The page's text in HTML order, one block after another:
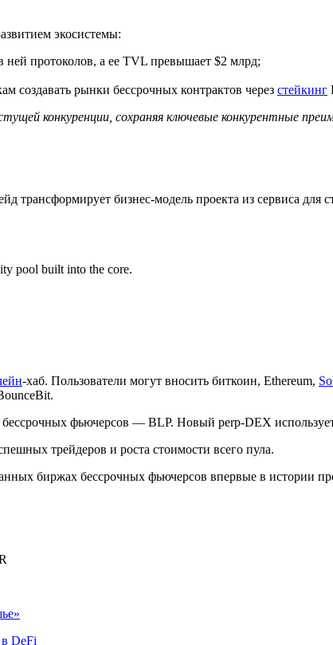
экосистемы:
ней протоколов, а ее TVL превышает $2 млрд;
создавать рынки бессрочных контрактов через стейкинг
конкуренции, сохраняя ключевые конкурентные
трансформирует бизнес-модель проекта из сервиса для
pool built into the core.
-хаб. Пользователи могут вносить биткоин, Ethereum,
бессрочных фьючерсов — BLP. Новый perp-DEX использует
трейдеров и роста стоимости всего пула.
биржах бессрочных фьючерсов впервые в истории
DeFi